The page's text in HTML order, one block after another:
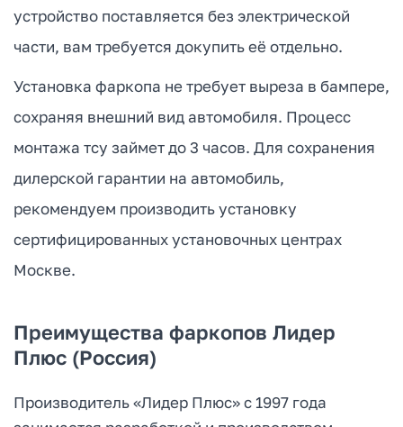
устройство поставляется без электрической
части, вам требуется докупить её отдельно.
Установка фаркопа не требует выреза в бампере,
сохраняя внешний вид автомобиля. Процесс
монтажа тсу займет до 3 часов. Для сохранения
дилерской гарантии на автомобиль,
рекомендуем производить установку
сертифицированных установочных центрах
Москве.
Преимущества фаркопов Лидер
Плюс (Россия)
Производитель «Лидер Плюс» с 1997 года